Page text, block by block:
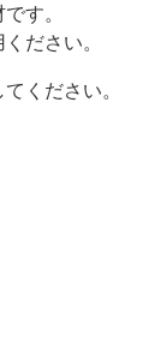
す。
ださい。
ください。